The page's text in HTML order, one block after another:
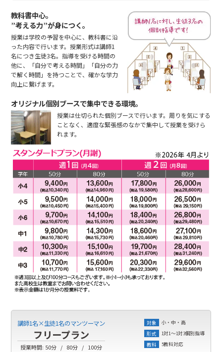
教科書中心。
”考える力”が身につく。
授業は学校の予習を中心に、教科書に沿
った内容で行います。授業形式は講師1
名につき生徒3名。指導を受ける時間の
他に、「自分で考える時間」「自分の力
で解く時間」を持つことで、確かな学力
向上に繋げます。
オリジナル個別ブースで集中できる環境。
授業は仕切られた個別ブースで行います。周りを気にする
ことなく、適度な緊張感のなかで集中して授業を受けら
れます。
講師1名×生徒1名のマンツーマン
フリープラン
授業時間: 50分 80分 100分
対象
小・中・高
形式
1対1～1対3個別指導
教科
5教科対応